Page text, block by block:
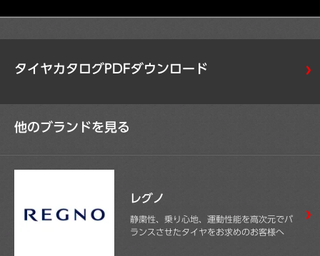
タイヤカタログPDFダウンロード
他のブランドを見る
レグノ
静粛性、乗り心地、運動性能を高次元でバ
ランスさせたタイヤをお求めのお客様へ